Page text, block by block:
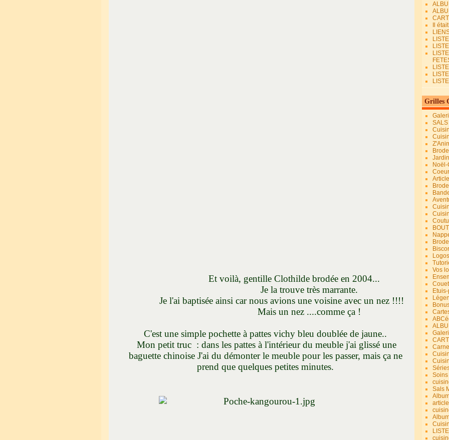
Et voilà, gentille Clothilde brodée en 2004...
Je la trouve très marrante.
Je l'ai baptisée ainsi car nous avions une voisine avec un nez !!!!
Mais un nez ....comme ça !
C'est une simple pochette à pattes vichy bleu doublée de jaune..
Mon petit truc : dans les pattes à l'intérieur du meuble j'ai glissé une
baguette chinoise J'ai du démonter le meuble pour les passer, mais ça ne
prend que quelques petites minutes.
Il
Grilles
Vos
Sals
article